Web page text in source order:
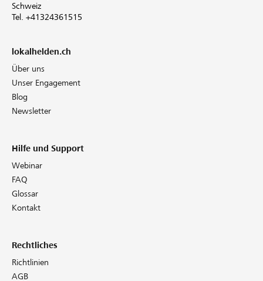
Schweiz
Tel. +41324361515
lokalhelden.ch
Über uns
Unser Engagement
Blog
Newsletter
Hilfe und Support
Webinar
FAQ
Glossar
Kontakt
Rechtliches
Richtlinien
AGB